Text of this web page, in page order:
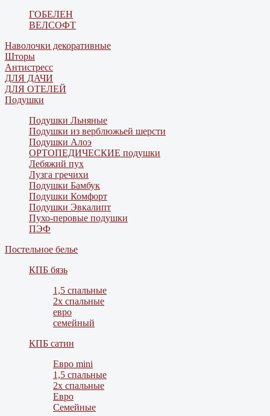
ГОБЕЛЕН
ВЕЛСОФТ
Наволочки декоративные
Шторы
Антистресс
ДЛЯ ДАЧИ
ДЛЯ ОТЕЛЕЙ
Подушки
Подушки Льняные
Подушки из верблюжьей шерсти
Подушки Алоэ
ОРТОПЕДИЧЕСКИЕ подушки
Лебяжий пух
Лузга гречихи
Подушки Бамбук
Подушки Комфорт
Подушки Эвкалипт
Пухо-перовые подушки
ПЭФ
Постельное белье
КПБ бязь
1,5 спальные
2х спальные
евро
семейный
КПБ сатин
Евро mini
1,5 спальные
2х спальные
Евро
Семейные